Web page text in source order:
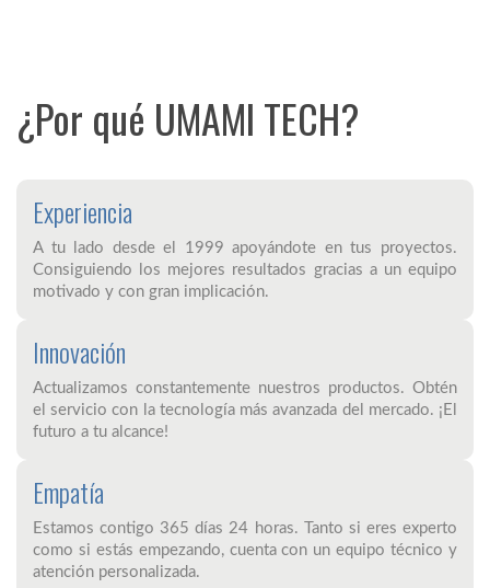
¿Por qué UMAMI TECH?
Experiencia
A tu lado desde el 1999 apoyándote en tus proyectos.
Consiguiendo los mejores resultados gracias a un equipo
motivado y con gran implicación.
Innovación
Actualizamos constantemente nuestros productos. Obtén
el servicio con la tecnología más avanzada del mercado. ¡El
futuro a tu alcance!
Empatía
Estamos contigo 365 días 24 horas. Tanto si eres experto
como si estás empezando, cuenta con un equipo técnico y
atención personalizada.